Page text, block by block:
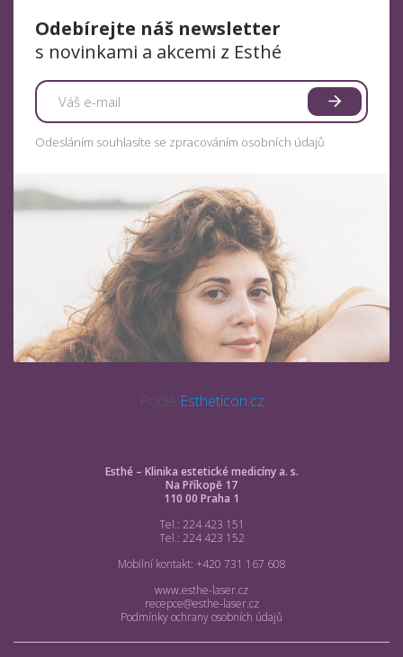
Esthé – Klinika estetické medicíny a. s.
Na Příkopě 17
110 00 Praha 1
Tel.: 224 423 151
Tel.: 224 423 152
Mobilní kontakt: +420 731 167 608
www.esthe-laser.cz
recepce@esthe-laser.cz
Podmínky ochrany osobních údajů
Odebírejte náš newsletter
s novinkami a akcemi z Esthé
Odesláním souhlasíte se zpracováním osobních údajů
Podle Estheticon.cz